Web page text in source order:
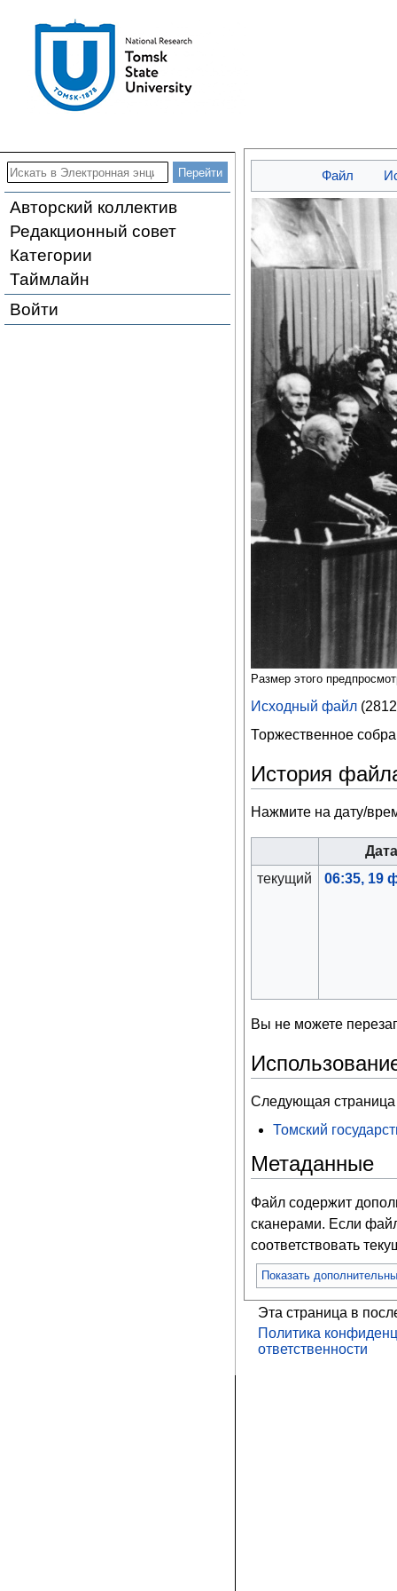
Авторский коллектив
Редакционный совет
Категории
Таймлайн
Войти
Файл
Размер этого
Исходный файл‎
Торжественное
История
Нажмите на дату/
текущий
06:35, 19
Вы не можете
Следующая страница
Томский
Метаданные
Файл содержит
сканерами. Если
соответствовать
Показать
Эта страница в
Политика
ответственности